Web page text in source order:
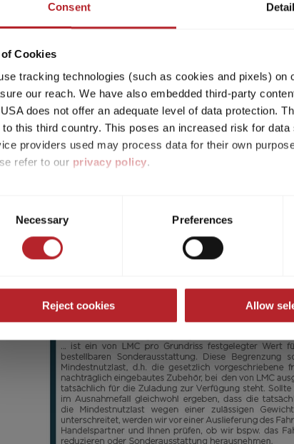
Consent
of Cookies
tracking technologies (such as cookies and pixels)
our reach. We have also embedded third-party
does not offer an adequate level of data protection.
to this third country. This poses an increased risk for
providers used may process data for their own
refer to our privacy policy.
mentioned. Consent is voluntary, not required to
If you click on Reject, only the necessary cookies
operation of the site and to enable page navigation.
Necessary Preferences
Reject cookies Allow
Schlafplätze
1360 kg
Preis aba)
8,05 m
Länge
ist aktuell nicht mehr verfügbar und